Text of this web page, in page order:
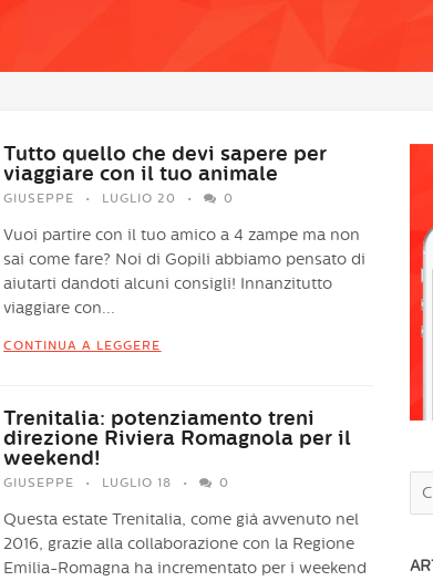
Tutto quello che devi sapere per
viaggiare con il tuo animale
GIUSEPPE LUGLIO 20 0
Vuoi partire con il tuo amico a 4 zampe ma non
sai come fare? Noi di Gopili abbiamo pensato di
aiutarti dandoti alcuni consigli! Innanzitutto
viaggiare con...
CONTINUA A LEGGERE
Trenitalia: potenziamento treni
direzione Riviera Romagnola per il
weekend!
GIUSEPPE LUGLIO 18 0
Questa estate Trenitalia, come già avvenuto nel
2016, grazie alla collaborazione con la Regione
Emilia-Romagna ha incrementato per i weekend